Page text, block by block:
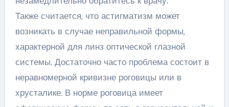
Также считается, что астигматизм может
возникать в случае неправильной формы,
характерной для линз оптической глазной
системы. Достаточно часто проблема состоит в
неравномерной кривизне роговицы или в
хрусталике. В норме роговица имеет